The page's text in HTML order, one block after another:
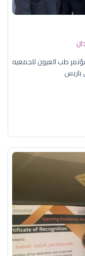
طب العيون للجمعيه
باريس